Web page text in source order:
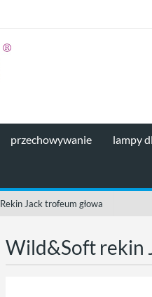
przechowywanie lampy
Rekin Jack trofeum głowa
Wild&Soft rekin